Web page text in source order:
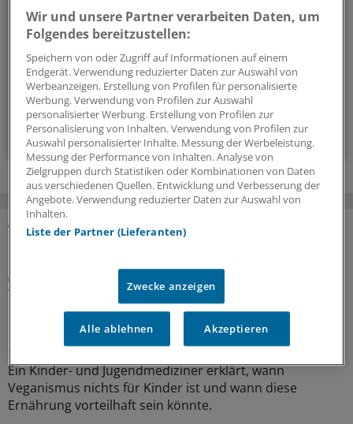
Mit diesem Newsletter sind Sie stets aktuell und umfassend
informiert über Diabetes, Adipositas und verwandte
alle 2 Wochen (Donnerstag)
Zum Abonnieren bitte anmelden
Vegetarische und vegane Ernährung bei Kindern
mit Vorerkrankungen
Rein pflanzliche Ernährung bei Heranwachsenden kann
funktionieren, jedoch kommt es auf die Umsetzung an.
Ein Kinder- und Jugendmediziner erklärt, wann
Veganismus nichts für Kinder ist und wann diese
Ernährung vorteilhaft sein könnte.
Wir und unsere Partner verarbeiten Daten, um
Folgendes bereitzustellen:
Speichern von oder Zugriff auf Informationen auf einem
Endgerät. Verwendung reduzierter Daten zur Auswahl von
Werbeanzeigen. Erstellung von Profilen für personalisierte
Werbung. Verwendung von Profilen zur Auswahl
personalisierter Werbung. Erstellung von Profilen zur
Personalisierung von Inhalten. Verwendung von Profilen zur
Auswahl personalisierter Inhalte. Messung der Werbeleistung.
Messung der Performance von Inhalten. Analyse von
Zielgruppen durch Statistiken oder Kombinationen von Daten
aus verschiedenen Quellen. Entwicklung und Verbesserung der
Angebote. Verwendung reduzierter Daten zur Auswahl von
Inhalten.
Liste der Partner (Lieferanten)
Zwecke anzeigen
Alle ablehnen Akzeptieren